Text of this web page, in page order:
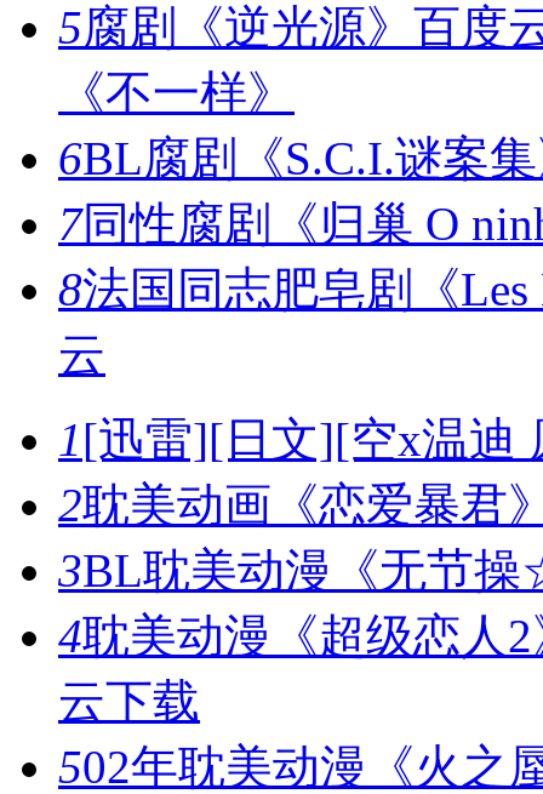
5腐剧《逆光源》百度
《不一样》
6BL腐剧《S.C.I.谜案
7同性腐剧《归巢 O
8法国同志肥皂剧《Les
云
1[迅雷][日文][空x温迪
2耽美动画《恋爱暴君
3BL耽美动漫《无节
4耽美动漫《超级恋人2
云下载
502年耽美动漫《火之